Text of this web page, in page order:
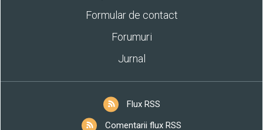
Formular de contact
Forumuri
Jurnal
Flux RSS
Comentarii flux RSS